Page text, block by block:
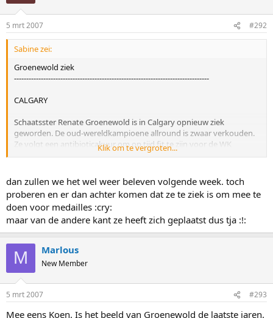
5 mrt 2007 #292
Sabine zei:
Groenewold ziek
--------------------------------------------------------------------------------
CALGARY
Schaatsster Renate Groenewold is in Calgary opnieuw ziek
geworden. De oud-wereldkampioene allround is zwaar verkouden.
Ze volgt een antibioticakuur om op tijd fit te zijn voor de WK
afstanden in Salt Lake City, volgende week. Groenewold reed
seizoen gaf ze bij het WK allround na een dag op wegens ziekte.
Vorig jaar miste ze door griep het WK in zijn geheel.
Bron: de Telegraaf
Daarom viel ze dus zo tegen! Alweer ziek.. Dat gebeurt haar te vaak
hoor..
Klik om te vergroten...
dan zullen we het wel weer beleven volgende week. toch
proberen en er dan achter komen dat ze te ziek is om mee te
doen voor medailles :cry:
maar van de andere kant ze heeft zich geplaatst dus tja :!:
M Marlous
New Member
5 mrt 2007 #293
Mee eens Koen. Is het beeld van Groenewold de laatste jaren.